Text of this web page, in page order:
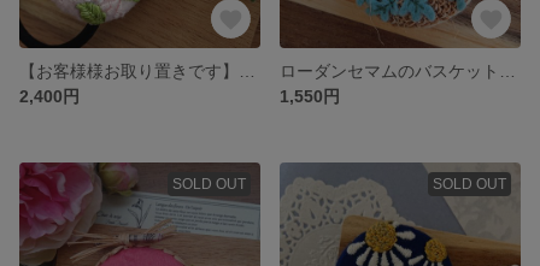
2,400円
1,550円
SOLD OUT SOLD OUT